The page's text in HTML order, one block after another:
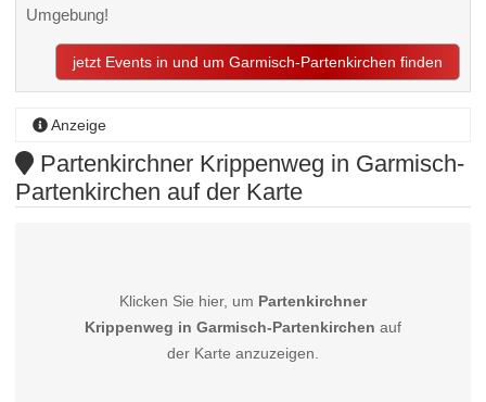
Umgebung!
jetzt Events in und um Garmisch-Partenkirchen finden
Anzeige
Partenkirchner Krippenweg in Garmisch-
Partenkirchen auf der Karte
Klicken Sie hier, um Partenkirchner
Krippenweg in Garmisch-Partenkirchen auf
der Karte anzuzeigen.